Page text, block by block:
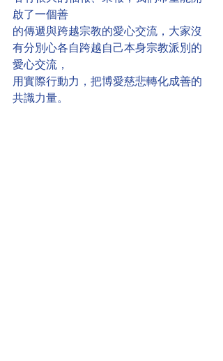
啟了一個善
的傳遞與跨越宗教的愛心交流，大家沒
有分別心各自跨越自己本身宗教派別的
愛心交流，
用實際行動力，把博愛慈悲轉化成善的
共識力量。